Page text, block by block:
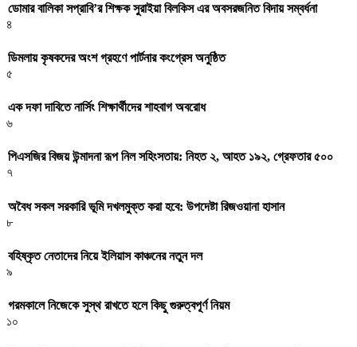
ডোমার বালিকা সপ্রাবি’র শিক্ষক সুরাইয়া বিলকিস এর অবসরজনিত বিদায় সম্বর্ধনা
৪
ডিমলায় কৃষকদের অংশ গ্রহণে পার্টনার কংগ্রেস অনুষ্ঠিত
৫
এক দফা দাবিতে নার্সিং শিক্ষার্থীদের শাহবাগ অবরোধ
৬
পিএসজির বিজয় উন্মাদনা রূপ নিল সহিংসতায়: নিহত ২, আহত ১৯২, গ্রেফতার ৫০০
৭
অবৈধ সকল সরকারি ভূমি দখলমুক্ত করা হবে: উপদেষ্টা রিজওয়ানা হাসান
৮
বহিষ্কৃত নেতাদের নিয়ে ইলিয়াস কাঞ্চনের নতুন দল
৯
গরমকালে নিজেকে সুস্থ রাখতে হলে কিছু গুরুত্বপূর্ণ নিয়ম
১০